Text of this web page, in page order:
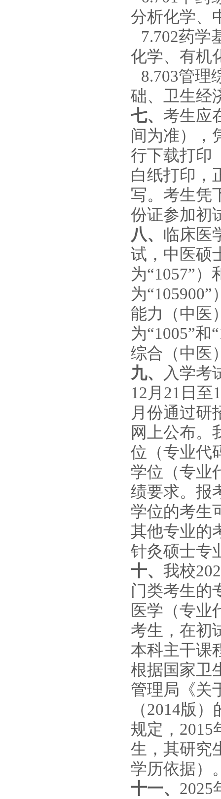
分析化学、
7.702药学
化学、有机
8.703管理
础、卫生经
七、 考生应
间为准）
行下载打印
白纸打印，
写。考生凭
份证参加初
八、 临床医
试，中医硕
为“1057”）
为“105900”
能力（中医
为“1005”和
综合（中医
九、
入学考
12月21 日 至
月份通过研
网上公布。
位（专业代
学位（专业
绩要求。报
学位的考生
其他专业的
针灸硕士专
十、 我校202
门类考生的
医学（专业
考生，在初
本科主干课
根据国家卫
管理局《关
（2014版
规定，2015
生，其研究
学历依据）
十一、 2025